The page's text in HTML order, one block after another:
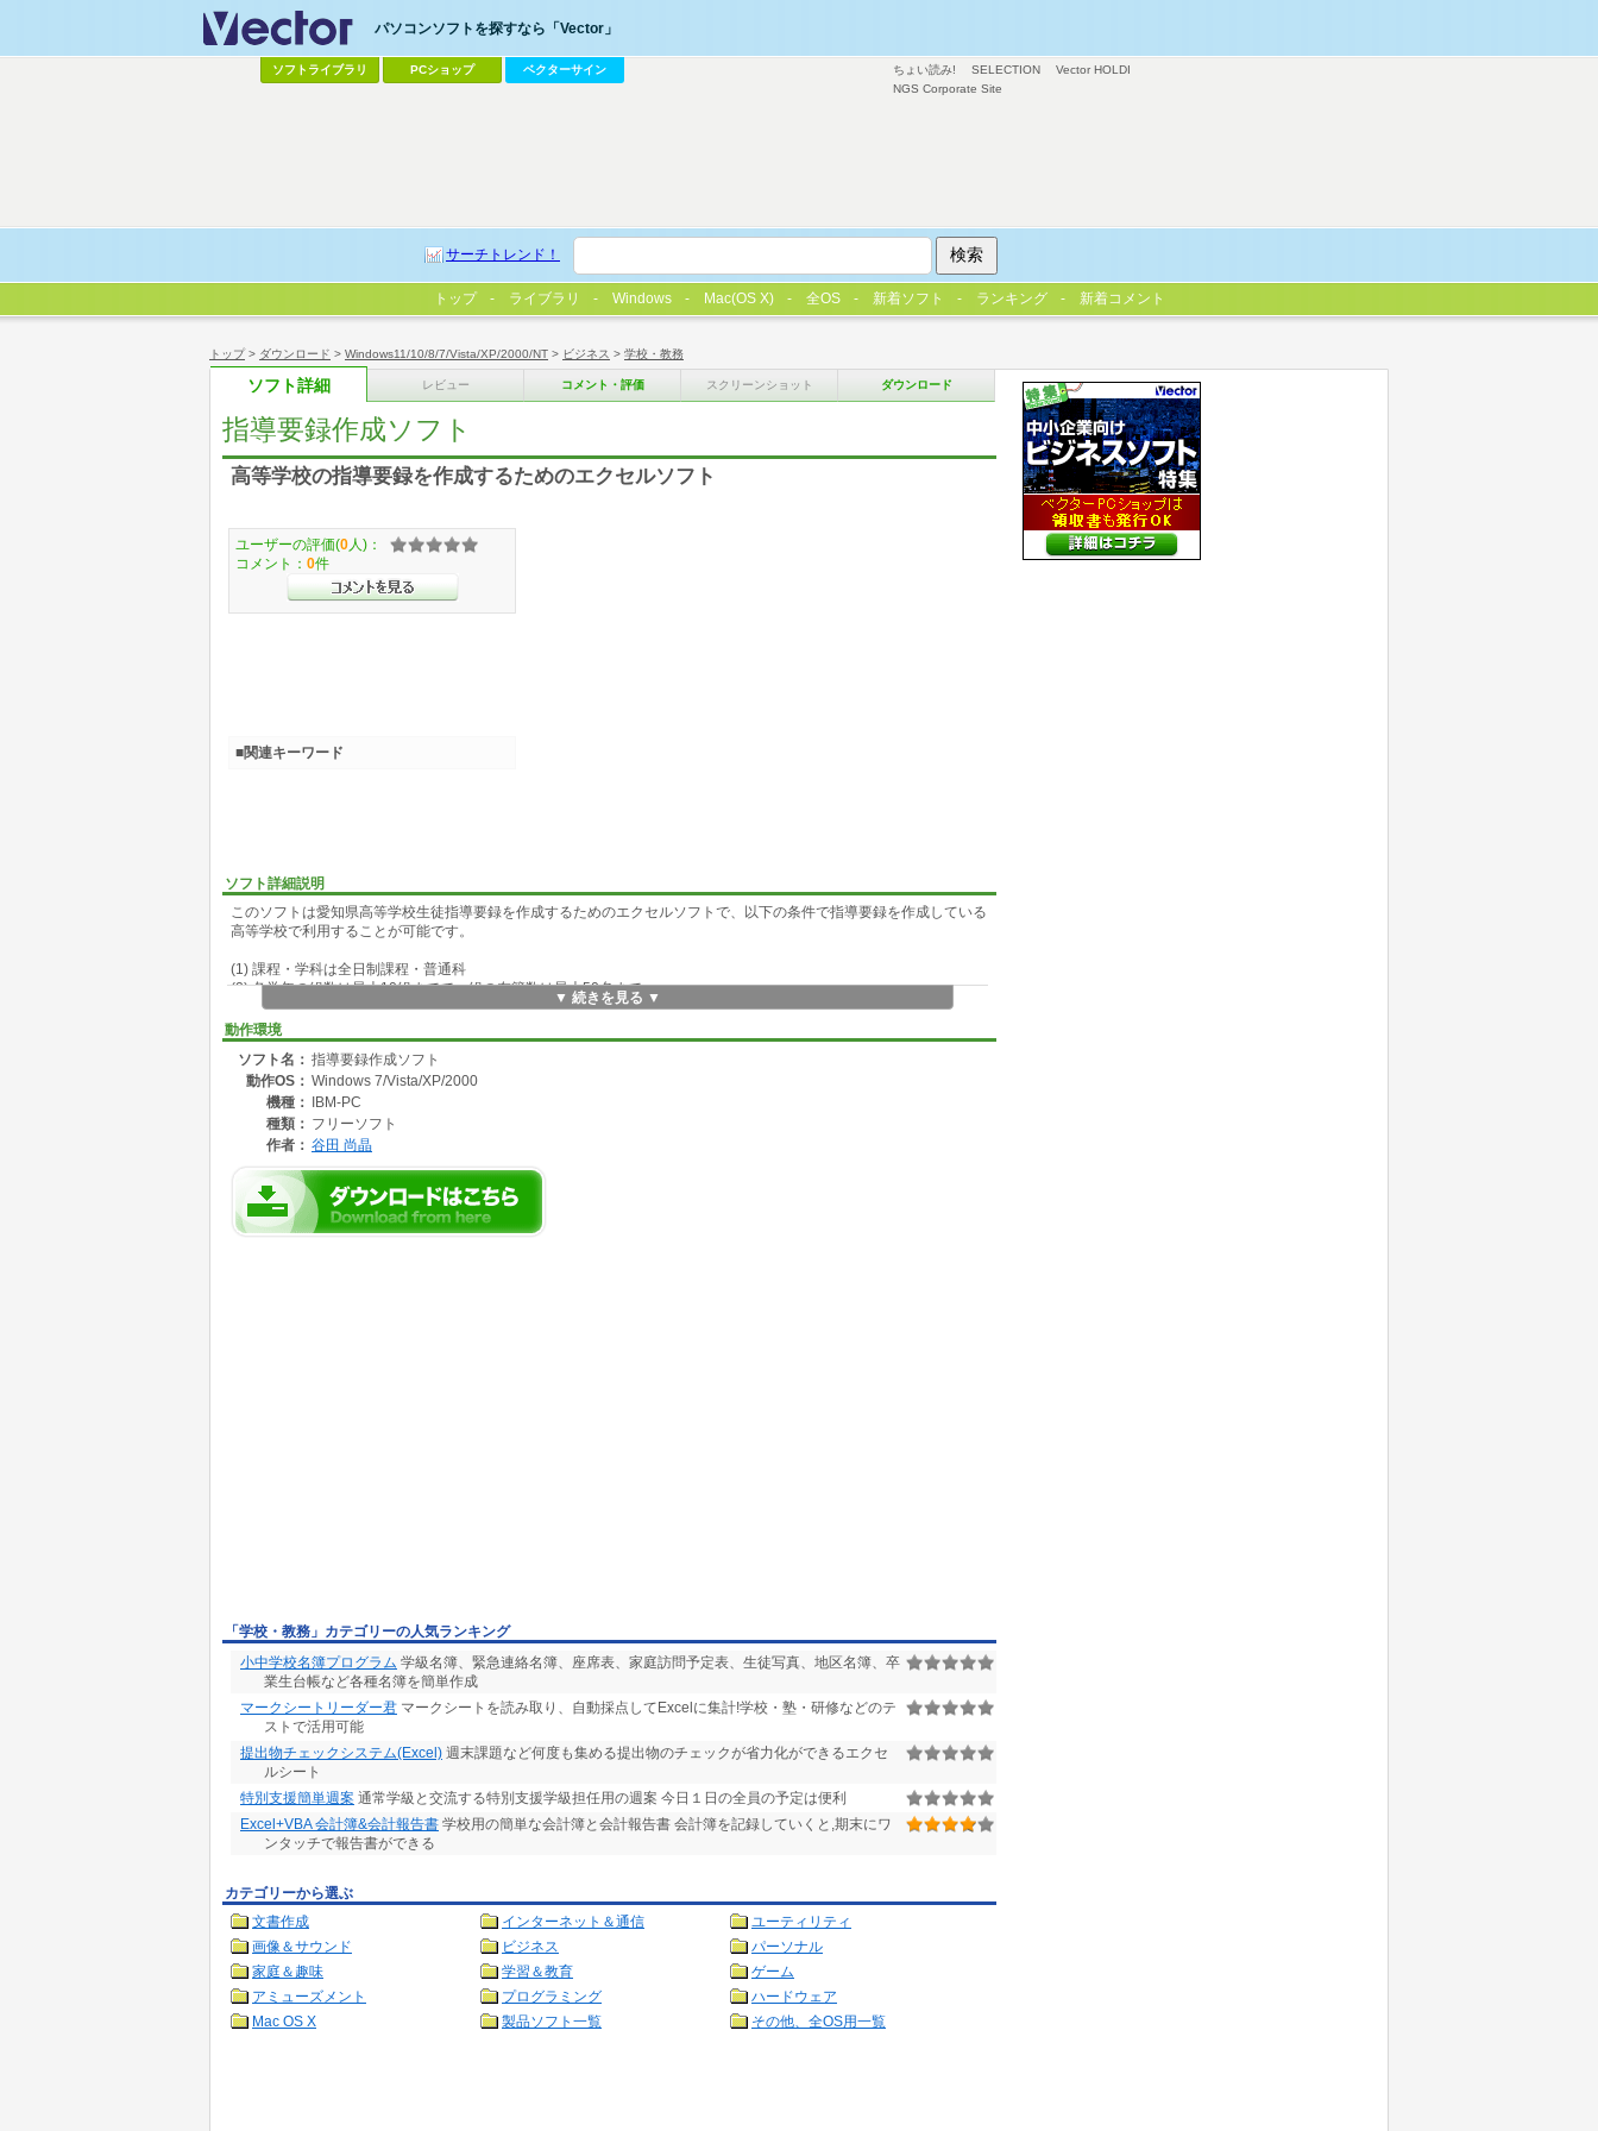
トップ> ダウンロード > Windows11/10/8/7/Vista/XP/2000/NT > ビジネス > 学校・教務
ソフト詳細 レビュー コメント・評価 スクリーンショット ダウンロード
指導要録作成ソフト
高等学校の指導要録を作成するためのエクセルソフト
ソフト詳細説明
このソフトは愛知県高等学校生徒指導要録を作成するためのエクセルソフトで、以下の条件で指導要録を作成している
高等学校で利用することが可能です。
(1) 課程・学科は全日制課程・普通科
(2) 各学年の組数は最大10組までで、組の在籍数は最大50名まで
(3) 総合的な学習の時間の学習活動は学年ごとに固定された内容
(4) 総合的な学習の時間の評価はパターン化されており、最大10パターンまで
(5) 技能審査による単位加算を設定している科目は最大で6科目まで
(6) 学校独自の単位加算活動項目は最大で6まで
▼ 続きを見る ▼
動作環境
ソフト名： 指導要録作成ソフト
動作OS： Windows 7/Vista/XP/2000
機種：
IBM-PC
種類： フリーソフト
作者： 谷田 尚晶
ユーザーの評価(0 人)：
コメント： 0件
■関連キーワード
「学校・教務」カテゴリーの人気ランキング
小中学校名簿プログラム 学級名簿、緊急連絡名簿、座席表、家庭訪問予定表、生徒写真、地区名簿、卒
業生台帳など各種名簿を簡単作成
マークシートリーダー君 マークシートを読み取り、自動採点してExcelに集計!学校・塾・研修などのテ
ストで活用可能
提出物チェックシステム(Excel) 週末課題など何度も集める提出物のチェックが省力化ができるエクセ
ルシート
特別支援簡単週案 通常学級と交流する特別支援学級担任用の週案 今日１日の全員の予定は便利
Excel+VBA 会計簿&会計報告書 学校用の簡単な会計簿と会計報告書 会計簿を記録していくと,期末にワ
ンタッチで報告書ができる
カテゴリーから選ぶ
文書作成
インターネット＆通信
ユーティリティ
画像＆サウンド
ビジネス
パーソナル
家庭＆趣味
学習＆教育
ゲーム
アミューズメント
プログラミング
ハードウェア
Mac OS X
製品ソフト一覧 その他、全OS用一覧
ちょい読み! SELECTION
Vector HOLDI
NGS Corporate Site
パソコンソフトを探すなら「Vector」
ソフトライブラリ PCショップ ベクターサイン
サーチトレンド！
トップ ライブラリ Windows Mac(OS X) 全OS 新着ソフト ランキング 新着コメント